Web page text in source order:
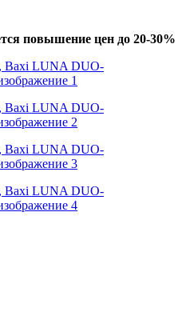
повышение цен до 20-30%